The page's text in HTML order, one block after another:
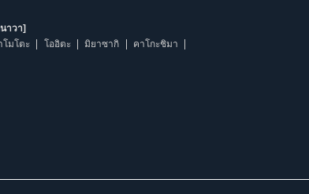
าวา]
โมโตะ โออิตะ มิยาซากิ
คาโกะชิมา